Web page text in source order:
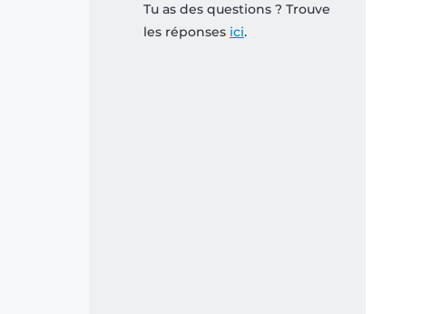
Tu as des questions ? Trouve
les réponses ici.